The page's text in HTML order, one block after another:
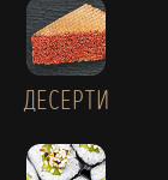
ДЕСЕРТИ